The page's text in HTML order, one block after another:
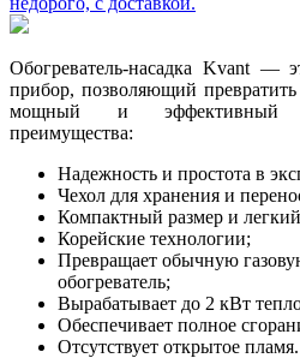
Обогреватель-насадка Kvant —
прибор, позволяющий
мощный и эффективный
преимущества:
Надежность и простота в
Чехол для хранения и
Компактный размер и
Корейские технологии;
Превращает обычную
обогреватель;
Вырабатывает до 2 кВт
Обеспечивает полное
Отсутствует открытое пламя.